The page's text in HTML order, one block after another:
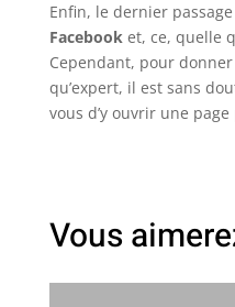
Enfin, le dernier
Facebooket, ce, quelle
Cependant, pour
qu’expert, il est sans
vous d’y ouvrir une
Vous